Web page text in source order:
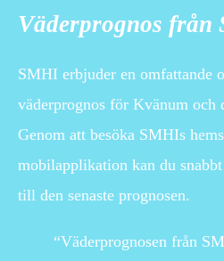
Väderprognos från
SMHI erbjuder en omfattande
väderprognos för Kvänum och
Genom att besöka SMHIs
mobilapplikation kan du
till den senaste prognosen.
“Väderprognosen från